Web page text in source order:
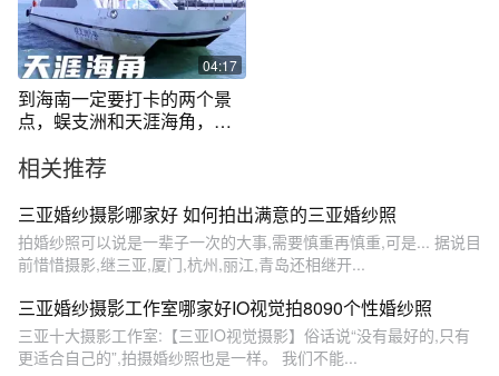
04:17
到海南一定要打卡的两个景
点，蜈支洲和天涯海角，真
相关推荐
三亚婚纱摄影哪家好 如何拍出满意的三亚婚纱照
拍婚纱照可以说是一辈子一次的大事,需要慎重再慎重,可是... 据说目
前惜惜摄影,继三亚,厦门,杭州,丽江,青岛还相继开...
三亚婚纱摄影工作室哪家好IO视觉拍8090个性婚纱照
三亚十大摄影工作室:【三亚IO视觉摄影】俗话说“没有最好的,只有
更适合自己的”,拍摄婚纱照也是一样。 我们不能...